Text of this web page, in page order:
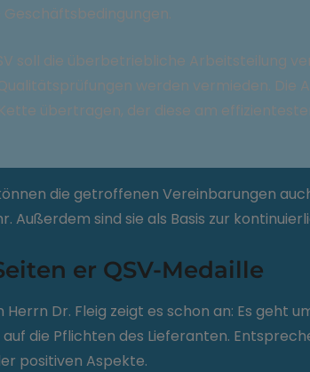
soll die überbetriebliche Arbeitsteilung
werden vermieden. Die
übertragen, der diese am
die getroffenen Vereinbarungen
Außerdem sind sie als Basis zur
er QSV-Medaille
Herrn Dr. Fleig zeigt es schon an: Es geht
die Pflichten des Lieferanten.
positiven Aspekte.